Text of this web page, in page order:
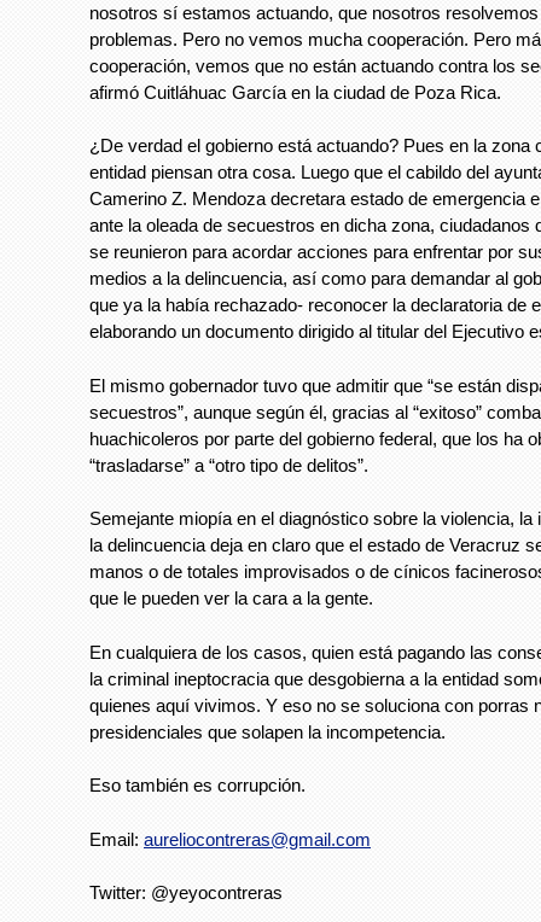
nosotros sí estamos actuando, que nosotros
problemas. Pero no vemos mucha cooperación. Pero
cooperación, vemos que no están actuando contra los
afirmó Cuitláhuac García en la ciudad de Poza Rica.
¿De verdad el gobierno está actuando? Pues en la zona
entidad piensan otra cosa. Luego que el cabildo del
Camerino Z. Mendoza decretara estado de emergencia
ante la oleada de secuestros en dicha zona, ciudadanos
se reunieron para acordar acciones para enfrentar por
medios a la delincuencia, así como para demandar al
que ya la había rechazado- reconocer la declaratoria de
elaborando un documento dirigido al titular del Ejecutivo
El mismo gobernador tuvo que admitir que “se están
secuestros”, aunque según él, gracias al “exitoso”
huachicoleros por parte del gobierno federal, que los ha
“trasladarse” a “otro tipo de delitos”.
Semejante miopía en el diagnóstico sobre la violencia, la
la delincuencia deja en claro que el estado de Veracruz
manos o de totales improvisados o de cínicos
que le pueden ver la cara a la gente.
En cualquiera de los casos, quien está pagando las
la criminal ineptocracia que desgobierna a la entidad
quienes aquí vivimos. Y eso no se soluciona con porras
presidenciales que solapen la incompetencia.
Eso también es corrupción.
Email: aureliocontreras@gmail.com
Twitter: @yeyocontreras